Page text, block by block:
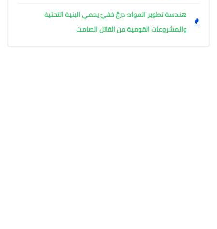
هندسة تطوير المواد: درعٌ خفيّ يحمي البنية التحتية
والمشروعات القومية من القاتل الصامت